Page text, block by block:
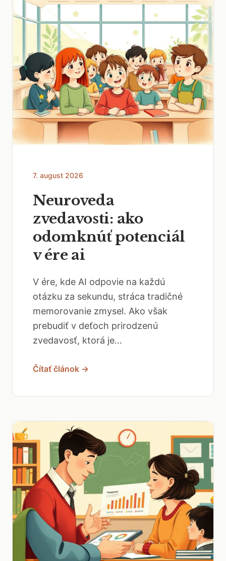
7. august 2026
Neuroveda
zvedavosti: ako
odomknúť potenciál
v ére ai
V ére, kde AI odpovie na každú
otázku za sekundu, stráca tradičné
memorovanie zmysel. Ako však
prebudiť v deťoch prirodzenú
zvedavosť, ktorá je...
Čítať článok →